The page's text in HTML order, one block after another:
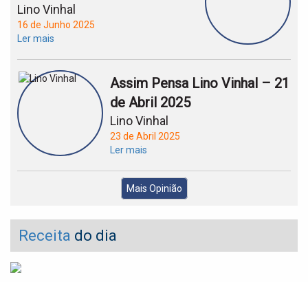
Lino Vinhal
16 de Junho 2025
Ler mais
Assim Pensa Lino Vinhal – 21
de Abril 2025
Lino Vinhal
23 de Abril 2025
Ler mais
Mais Opinião
Receita do dia